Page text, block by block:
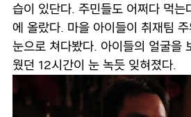
습이 있단다. 주민들도 어쩌다 먹는
에 올랐다. 마을 아이들이 취재팀
눈으로 쳐다봤다. 아이들의 얼굴을
웠던 12시간이 눈 녹듯 잊혀졌다.